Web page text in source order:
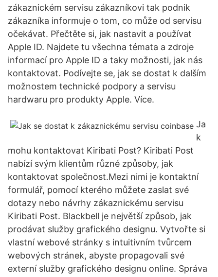
zákaznickém servisu zákazníkovi tak podnik
zákazníka informuje o tom, co může od servisu
očekávat. Přečtěte si, jak nastavit a používat
Apple ID. Najdete tu všechna témata a zdroje
informací pro Apple ID a taky možnosti, jak nás
kontaktovat. Podívejte se, jak se dostat k dalším
možnostem technické podpory a servisu
hardwaru pro produkty Apple. Více.
Ja
k
mohu kontaktovat Kiribati Post? Kiribati Post
nabízí svým klientům různé způsoby, jak
kontaktovat společnost.Mezi nimi je kontaktní
formulář, pomocí kterého můžete zaslat své
dotazy nebo návrhy zákaznickému servisu
Kiribati Post. Blackbell je největší způsob, jak
prodávat služby grafického designu. Vytvořte si
vlastní webové stránky s intuitivním tvůrcem
webových stránek, abyste propagovali své
externí služby grafického designu online. Správa